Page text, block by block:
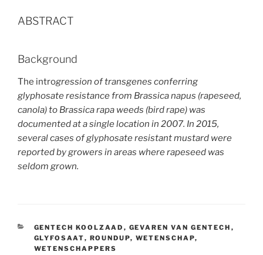
ABSTRACT
Background
The introgression of transgenes conferring
glyphosate resistance from Brassica napus (rapeseed,
canola) to Brassica rapa weeds (bird rape) was
documented at a single location in 2007. In 2015,
several cases of glyphosate resistant mustard were
reported by growers in areas where rapeseed was
seldom grown.
CATEGORIEËN
GENTECH KOOLZAAD , GEVAREN VAN GENTECH ,
GLYFOSAAT, ROUNDUP, WETENSCHAP,
WETENSCHAPPERS